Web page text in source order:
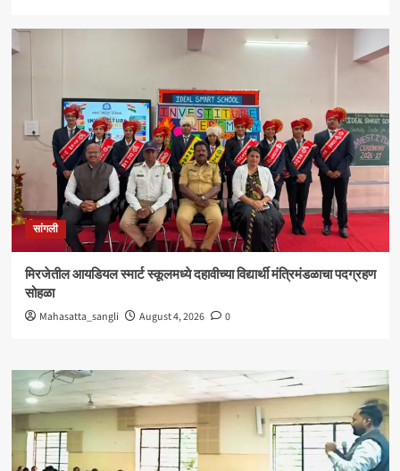
सांगली
मिरजेतील आयडियल स्मार्ट स्कूलमध्ये दहावीच्या विद्यार्थी मंत्रिमंडळाचा पदग्रहण
सोहळा
Mahasatta_sangli August 4, 2026 0